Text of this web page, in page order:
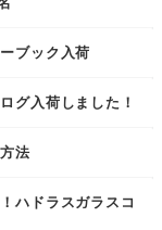
ブック入荷
グ入荷しました！
法
ハドラスガラスコ